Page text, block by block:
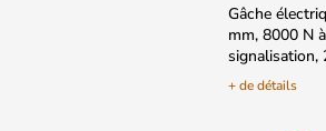
Gâche
mm, 8000 N
signalisation,
+ de détails